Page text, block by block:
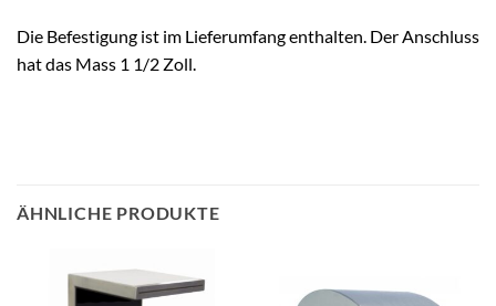
Die Befestigung ist im Lieferumfang enthalten. Der Anschluss
hat das Mass 1 1/2 Zoll.
ÄHNLICHE PRODUKTE